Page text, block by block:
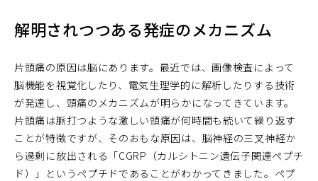
解明されつつある発症のメカニズム
片頭痛の原因は脳にあります。最近では、画像検査によって
脳機能を視覚化したり、電気生理学的に解析したりする技術
が発達し、頭痛のメカニズムが明らかになってきています。
片頭痛は脈打つような激しい頭痛が何時間も続いて繰り返す
ことが特徴ですが、そのおもな原因は、脳神経の三叉神経か
ら過剰に放出される「CGRP（カルシトニン遺伝子関連ペプチ
ド）」というペプチドであることがわかってきました。ペプ